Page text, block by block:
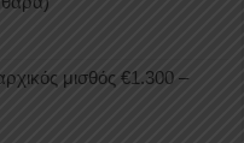
μισθός €1.300 –